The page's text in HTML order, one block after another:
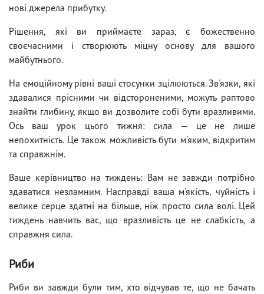
нові джерела прибутку.
Рішення, які ви приймаєте зараз, є божественно
своєчасними і створюють міцну основу для вашого
майбутнього.
На емоційному рівні ваші стосунки зцілюються. Зв'язки, які
здавалися прісними чи відстороненими, можуть раптово
знайти глибину, якщо ви дозволите собі бути вразливими.
Ось ваш урок цього тижня: сила — це не лише
непохитність. Це також можливість бути м'яким, відкритим
та справжнім.
Ваше керівництво на тиждень: Вам не завжди потрібно
здаватися незламним. Насправді ваша м'якість, чуйність і
велике серце здатні на більше, ніж просто сила волі. Цей
тиждень навчить вас, що вразливість це не слабкість, а
справжня сила.
Риби
Риби ви завжди були тим, хто відчував те, що не бачать